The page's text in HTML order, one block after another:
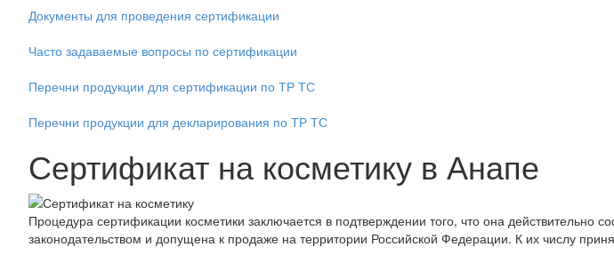
Документы для проведения сертификации
Часто задаваемые вопросы по сертификации
Перечни продукции для сертификации по ТР ТС
Перечни продукции для декларирования по ТР ТС
Сертификат на косметику в Анапе
Процедура сертификации косметики заключается в подтверждении того, что она
законодательством и допущена к продаже на территории Российской Федерации. К их числу